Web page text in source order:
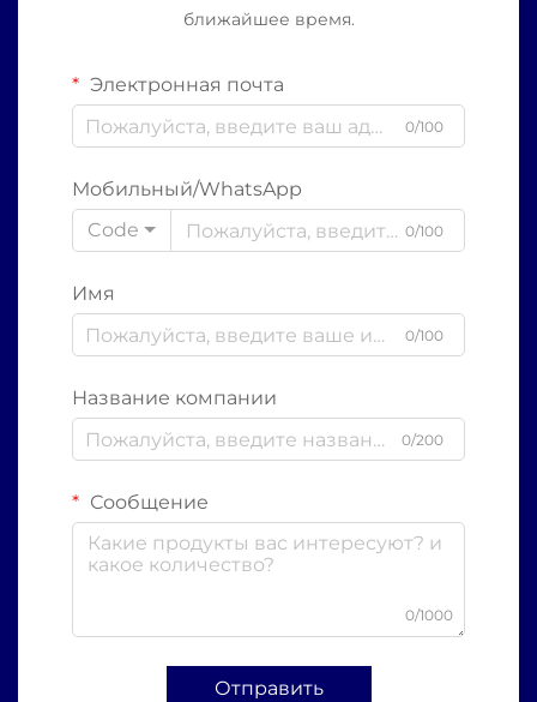
ближайшее время.
Электронная почта
0/100
Мобильный/WhatsApp
Code
0/100
Имя
0/100
Название компании
0/200
Сообщение
0/1000
Отправить